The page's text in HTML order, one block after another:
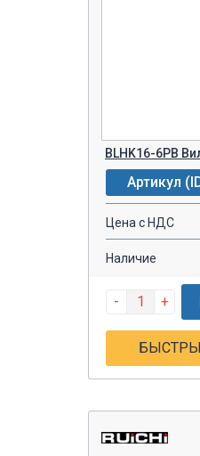
BLHK16-6PB
Артикул
Цена с НДС
Наличие
- +